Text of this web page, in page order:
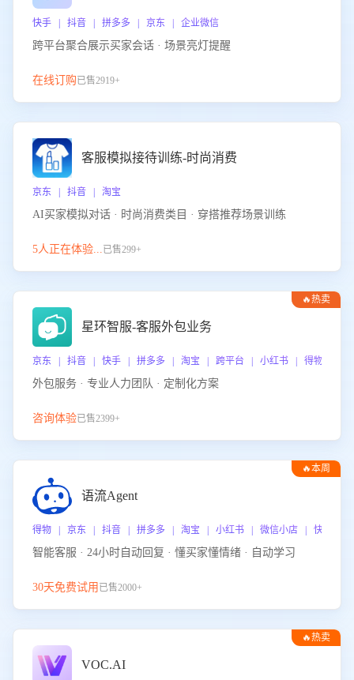
快手 | 抖音 | 拼多多 | 京东 | 企业微信
跨平台聚合展示买家会话 · 场景亮灯提醒
在线订购已售2919+
客服模拟接待训练-时尚消费
京东 | 抖音 | 淘宝
AI买家模拟对话 · 时尚消费类目 · 穿搭推荐场景训练
5人正在体验...已售299+
🔥热卖
星环智服-客服外包业务
京东 | 抖音 | 快手 | 拼多多 | 淘宝 | 跨平台 | 小红书 | 得物 | 企
外包服务 · 专业人力团队 · 定制化方案
咨询体验已售2399+
🔥本周
语流Agent
得物 | 京东 | 抖音 | 拼多多 | 淘宝 | 小红书 | 微信小店 | 快手 |
智能客服 · 24小时自动回复 · 懂买家懂情绪 · 自动学习
30天免费试用 已售2000+
🔥热卖
VOC.AI